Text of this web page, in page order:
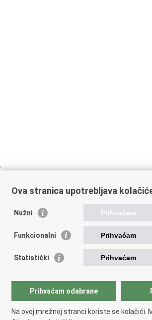
Važne poveznice
Strukturni i investicijski fondovi
Predstavništvo Europske komisije u
Europska komisija
Ova stranica upotrebljava
Nužni Prihvaćam
Funkcionalni Prihvaćam
Statistički Prihvaćam
Prihvaćam odabrane
Na ovoj mrežnoj stranci koriste se kolačići.